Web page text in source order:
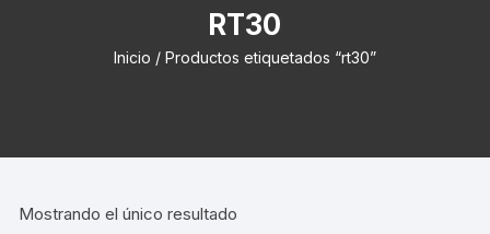
RT30
Inicio / Productos etiquetados “rt30”
Mostrando el único resultado